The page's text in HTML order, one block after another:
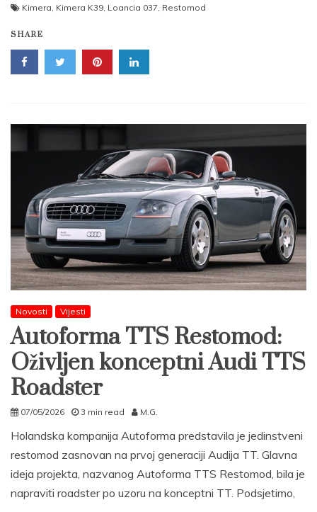
Kimera, Kimera K39, Loancia 037, Restomod
SHARE
Novosti Vijesti
Autoforma TTS Restomod:
Oživljen konceptni Audi TTS
Roadster
07/05/2026 3 min read M.G.
Holandska kompanija Autoforma predstavila je jedinstveni
restomod zasnovan na prvoj generaciji Audija TT. Glavna
ideja projekta, nazvanog Autoforma TTS Restomod, bila je
napraviti roadster po uzoru na konceptni TT. Podsjetimo,